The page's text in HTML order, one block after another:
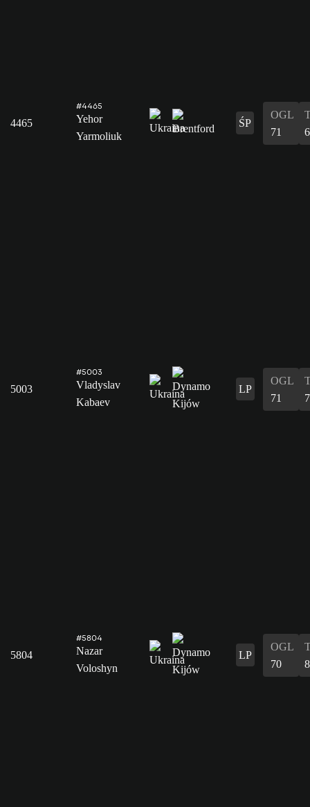
4465
#4465
Yehor
Yarmoliuk
ŚP
OGL
71
5003
#5003
Vladyslav
Kabaev
LP
OGL
71
5804
#5804
Nazar
Voloshyn
LP
OGL
70